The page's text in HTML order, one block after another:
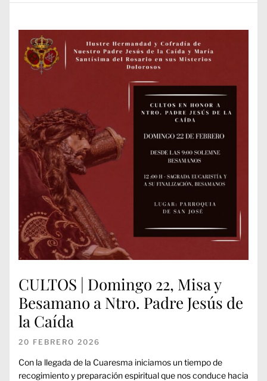
CULTOS | Domingo 22, Misa y
Besamano a Ntro. Padre Jesús de
la Caída
20 FEBRERO 2026
Con la llegada de la Cuaresma iniciamos un tiempo de
recogimiento y preparación espiritual que nos conduce hacia